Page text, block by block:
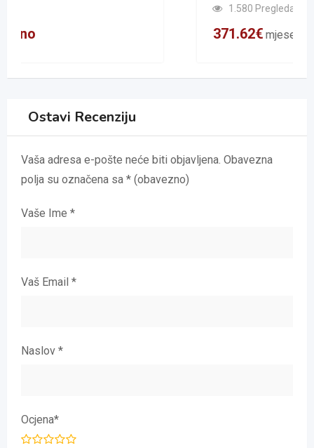
/ Mjesečno
Ostavi Recenziju
Vaša adresa e-pošte neće biti objavljena. Obavezna
polja su označena sa * (obavezno)
Vaše Ime *
Vaš Email *
Naslov *
Ocjena*